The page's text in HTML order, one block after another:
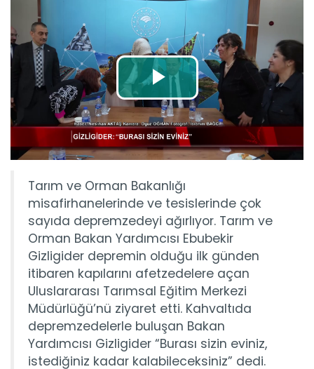
Tarım ve Orman Bakanlığı
misafirhanelerinde ve tesislerinde çok
sayıda depremzedeyi ağırlıyor. Tarım ve
Orman Bakan Yardımcısı Ebubekir
Gizligider depremin olduğu ilk günden
itibaren kapılarını afetzedelere açan
Uluslararası Tarımsal Eğitim Merkezi
Müdürlüğü’nü ziyaret etti. Kahvaltıda
depremzedelerle buluşan Bakan
Yardımcısı Gizligider “Burası sizin eviniz,
istediğiniz kadar kalabileceksiniz” dedi.